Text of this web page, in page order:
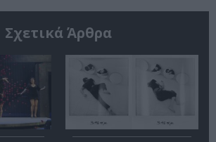
Σχετικά Άρθρα